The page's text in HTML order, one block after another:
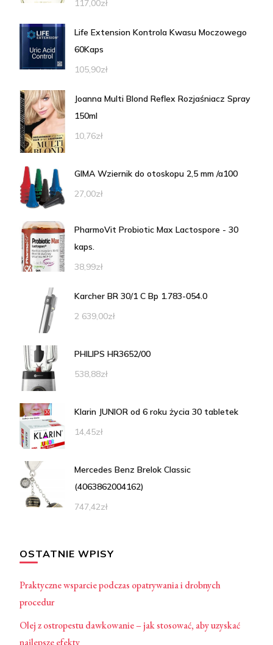
117,00zł
Life Extension Kontrola Kwasu Moczowego
60Kaps
105,90zł
Joanna Multi Blond Reflex Rozjaśniacz Spray
150ml
10,76zł
GIMA Wziernik do otoskopu 2,5 mm /a100
27,00zł
PharmoVit Probiotic Max Lactospore - 30
kaps.
38,99zł
Karcher BR 30/1 C Bp 1.783-054.0
2 639,00zł
PHILIPS HR3652/00
538,88zł
Klarin JUNIOR od 6 roku życia 30 tabletek
14,45zł
Mercedes Benz Brelok Classic
(4063862004162)
747,42zł
OSTATNIE WPISY
Praktyczne wsparcie podczas opatrywania i drobnych
procedur
Olej z ostropestu dawkowanie – jak stosować, aby uzyskać